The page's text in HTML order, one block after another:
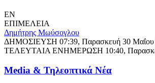
EN
ΕΠΙΜΕΛΕΙΑ
Δημήτρης Μωύσογλου
ΔΗΜΟΣΙΕΥΣΗ 07:39, Παρασκευή 30
ΤΕΛΕΥΤΑΙΑ ΕΝΗΜΕΡΩΣΗ 10:40,
Media & Τηλεοπτικά Νέα